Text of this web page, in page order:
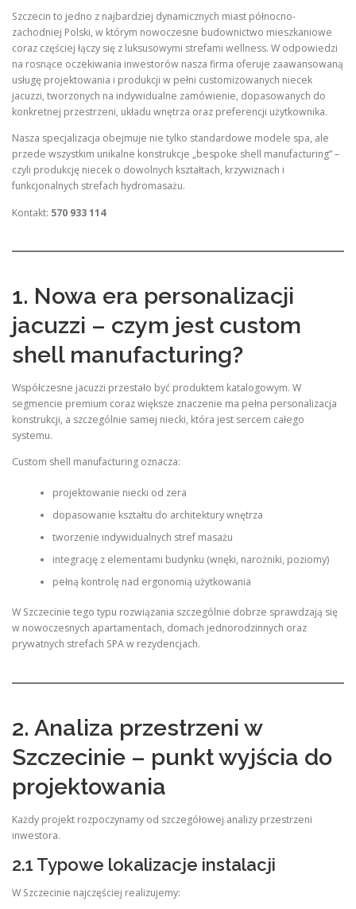
Szczecin to jedno z najbardziej dynamicznych miast północno-
zachodniej Polski, w którym nowoczesne budownictwo mieszkaniowe
coraz częściej łączy się z luksusowymi strefami wellness. W odpowiedzi
na rosnące oczekiwania inwestorów nasza firma oferuje zaawansowaną
usługę projektowania i produkcji w pełni customizowanych niecek
jacuzzi, tworzonych na indywidualne zamówienie, dopasowanych do
konkretnej przestrzeni, układu wnętrza oraz preferencji użytkownika.
Nasza specjalizacja obejmuje nie tylko standardowe modele spa, ale
przede wszystkim unikalne konstrukcje „bespoke shell manufacturing” –
czyli produkcję niecek o dowolnych kształtach, krzywiznach i
funkcjonalnych strefach hydromasażu.
Kontakt: 570 933 114
1. Nowa era personalizacji
jacuzzi – czym jest custom
shell manufacturing?
Współczesne jacuzzi przestało być produktem katalogowym. W
segmencie premium coraz większe znaczenie ma pełna personalizacja
konstrukcji, a szczególnie samej niecki, która jest sercem całego
systemu.
Custom shell manufacturing oznacza:
projektowanie niecki od zera
dopasowanie kształtu do architektury wnętrza
tworzenie indywidualnych stref masażu
integrację z elementami budynku (wnęki, narożniki, poziomy)
pełną kontrolę nad ergonomią użytkowania
W Szczecinie tego typu rozwiązania szczególnie dobrze sprawdzają się
w nowoczesnych apartamentach, domach jednorodzinnych oraz
prywatnych strefach SPA w rezydencjach.
2. Analiza przestrzeni w
Szczecinie – punkt wyjścia do
projektowania
Każdy projekt rozpoczynamy od szczegółowej analizy przestrzeni
inwestora.
2.1 Typowe lokalizacje instalacji
W Szczecinie najczęściej realizujemy: